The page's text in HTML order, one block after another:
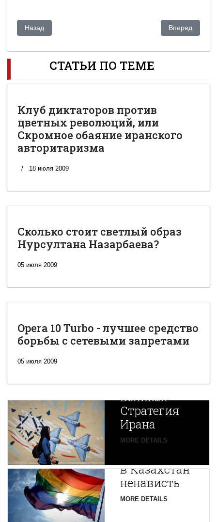
Предыдущий: Казахстанская СЭС: Свиной грипп под
Назад Следующий:
Вперед
СТАТЬИ ПО ТЕМЕ
Клуб диктаторов против
цветных революций, или
Скромное обаяние иранского
авторитаризма
18 июля 2009
Сколько стоит светлый образ
Нурсултана Назарбаева?
05 июля 2009
Opera 10 Turbo - лучшее средство
борьбы с сетевыми запретами
05 июля 2009
Новая
Великая
Стратегия
Ирана
MORE DETAILS
Путин
в Казахстан
ненависть
MORE DETAILS
Центральной
Азии
зарождается